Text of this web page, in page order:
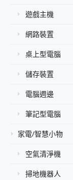
遊戲主機
網路裝置
桌上型電腦
儲存裝置
電腦週邊
筆記型電腦
家電/智慧小物
空氣清淨機
掃地機器人